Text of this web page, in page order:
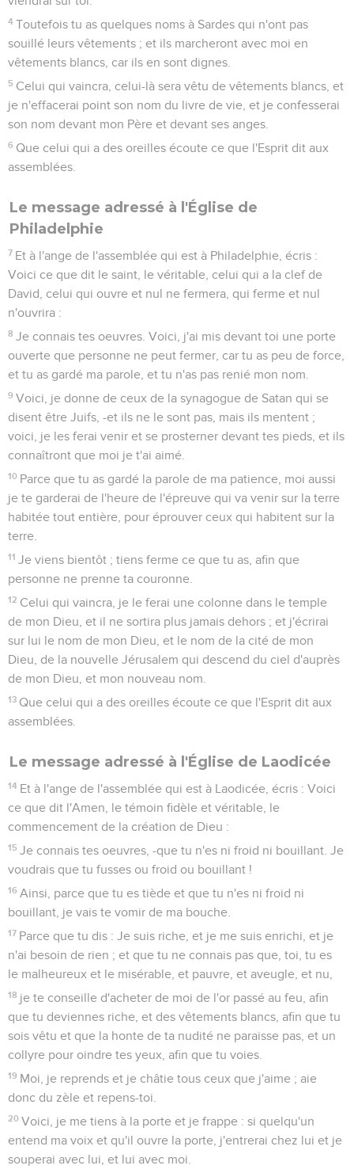
4 Toutefois tu as quelques noms à Sardes qui n'ont pas
souillé leurs vêtements ; et ils marcheront avec moi en
vêtements blancs, car ils en sont dignes.
5 Celui qui vaincra, celui-là sera vêtu de vêtements blancs, et
je n'effacerai point son nom du livre de vie, et je confesserai
son nom devant mon Père et devant ses anges.
6 Que celui qui a des oreilles écoute ce que l'Esprit dit aux
assemblées.
Le message adressé à l'Église de
Philadelphie
7 Et à l'ange de l'assemblée qui est à Philadelphie, écris :
Voici ce que dit le saint, le véritable, celui qui a la clef de
David, celui qui ouvre et nul ne fermera, qui ferme et nul
n'ouvrira :
8 Je connais tes oeuvres. Voici, j'ai mis devant toi une porte
ouverte que personne ne peut fermer, car tu as peu de force,
et tu as gardé ma parole, et tu n'as pas renié mon nom.
9 Voici, je donne de ceux de la synagogue de Satan qui se
disent être Juifs, -et ils ne le sont pas, mais ils mentent ;
voici, je les ferai venir et se prosterner devant tes pieds, et ils
connaîtront que moi je t'ai aimé.
10 Parce que tu as gardé la parole de ma patience, moi aussi
je te garderai de l'heure de l'épreuve qui va venir sur la terre
habitée tout entière, pour éprouver ceux qui habitent sur la
terre.
11 Je viens bientôt ; tiens ferme ce que tu as, afin que
personne ne prenne ta couronne.
12 Celui qui vaincra, je le ferai une colonne dans le temple
de mon Dieu, et il ne sortira plus jamais dehors ; et j'écrirai
sur lui le nom de mon Dieu, et le nom de la cité de mon
Dieu, de la nouvelle Jérusalem qui descend du ciel d'auprès
de mon Dieu, et mon nouveau nom.
13 Que celui qui a des oreilles écoute ce que l'Esprit dit aux
assemblées.
Le message adressé à l'Église de Laodicée
14 Et à l'ange de l'assemblée qui est à Laodicée, écris : Voici
ce que dit l'Amen, le témoin fidèle et véritable, le
commencement de la création de Dieu :
15 Je connais tes oeuvres, -que tu n'es ni froid ni bouillant. Je
voudrais que tu fusses ou froid ou bouillant !
16 Ainsi, parce que tu es tiède et que tu n'es ni froid ni
bouillant, je vais te vomir de ma bouche.
17 Parce que tu dis : Je suis riche, et je me suis enrichi, et je
n'ai besoin de rien ; et que tu ne connais pas que, toi, tu es
le malheureux et le misérable, et pauvre, et aveugle, et nu,
18 je te conseille d'acheter de moi de l'or passé au feu, afin
que tu deviennes riche, et des vêtements blancs, afin que tu
sois vêtu et que la honte de ta nudité ne paraisse pas, et un
collyre pour oindre tes yeux, afin que tu voies.
19 Moi, je reprends et je châtie tous ceux que j'aime ; aie
donc du zèle et repens-toi.
20 Voici, je me tiens à la porte et je frappe : si quelqu'un
entend ma voix et qu'il ouvre la porte, j'entrerai chez lui et je
souperai avec lui, et lui avec moi.